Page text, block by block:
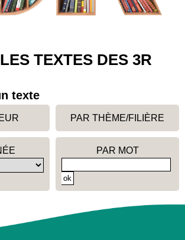
TEXTES DES 3R
texte
PAR THÈME/FILIÈRE
PAR MOT